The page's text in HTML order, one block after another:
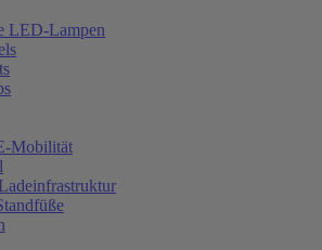
LED-Lampen
Mobilität